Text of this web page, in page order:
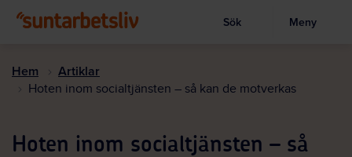
huvudinnehållet
Visa sökruta
Sök Meny
Hem Artiklar
Hoten inom socialtjänsten – så kan de motverkas
Hoten inom socialtjänsten – så